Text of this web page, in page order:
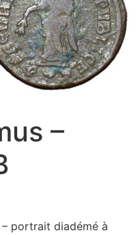
–
– portrait diadémé à